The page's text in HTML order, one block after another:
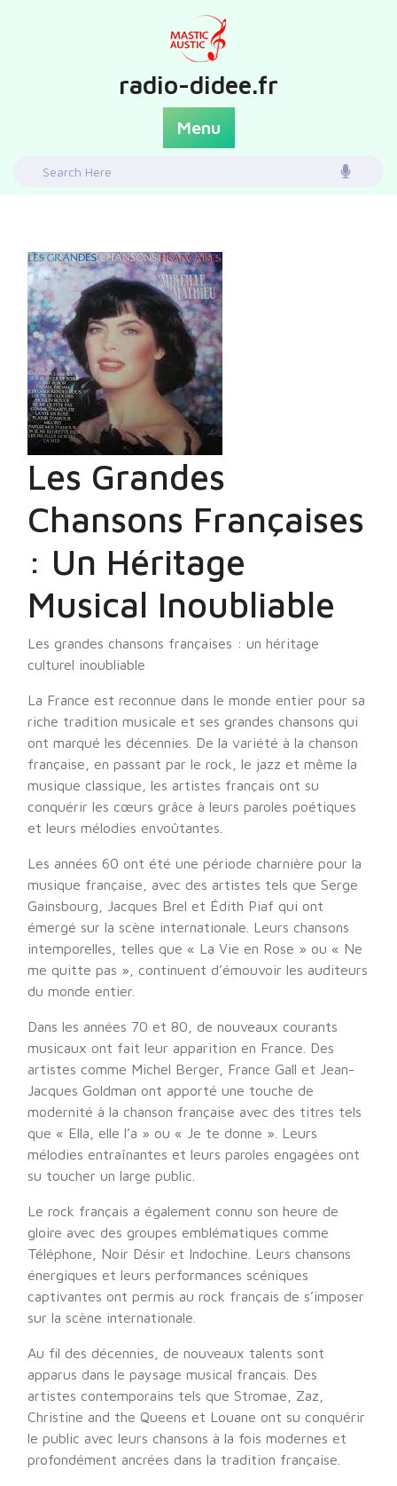
radio-didee.fr
Menu
Search
Les Grandes
Chansons Françaises
: Un Héritage
Musical Inoubliable
Les grandes chansons françaises : un héritage
culturel inoubliable
La France est reconnue dans le monde entier pour sa
riche tradition musicale et ses grandes chansons qui
ont marqué les décennies. De la variété à la chanson
française, en passant par le rock, le jazz et même la
musique classique, les artistes français ont su
conquérir les cœurs grâce à leurs paroles poétiques
et leurs mélodies envoûtantes.
Les années 60 ont été une période charnière pour la
musique française, avec des artistes tels que Serge
Gainsbourg, Jacques Brel et Édith Piaf qui ont
émergé sur la scène internationale. Leurs chansons
intemporelles, telles que « La Vie en Rose » ou « Ne
me quitte pas », continuent d’émouvoir les auditeurs
du monde entier.
Dans les années 70 et 80, de nouveaux courants
musicaux ont fait leur apparition en France. Des
artistes comme Michel Berger, France Gall et Jean-
Jacques Goldman ont apporté une touche de
modernité à la chanson française avec des titres tels
que « Ella, elle l’a » ou « Je te donne ». Leurs
mélodies entraînantes et leurs paroles engagées ont
su toucher un large public.
Le rock français a également connu son heure de
gloire avec des groupes emblématiques comme
Téléphone, Noir Désir et Indochine. Leurs chansons
énergiques et leurs performances scéniques
captivantes ont permis au rock français de s’imposer
sur la scène internationale.
Au fil des décennies, de nouveaux talents sont
apparus dans le paysage musical français. Des
artistes contemporains tels que Stromae, Zaz,
Christine and the Queens et Louane ont su conquérir
le public avec leurs chansons à la fois modernes et
profondément ancrées dans la tradition française.